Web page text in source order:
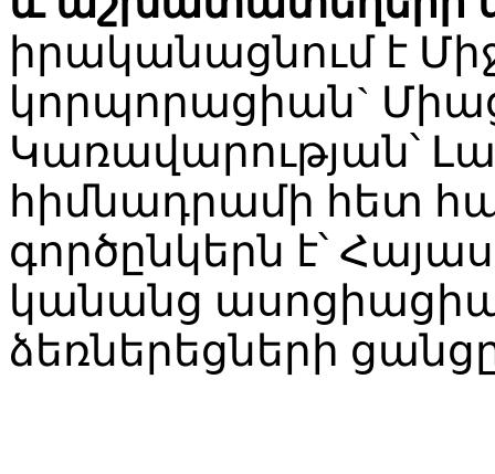
իրականացնում է
կորպորացիան`
Կառավարության՝
հիմնադրամի հետ
գործընկերն է՝
կանանց
ձեռներեցների